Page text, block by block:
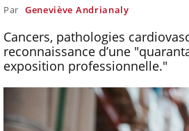
Par Geneviève Andrianaly
Cancers, pathologies
reconnaissance d’une
exposition professionnelle."